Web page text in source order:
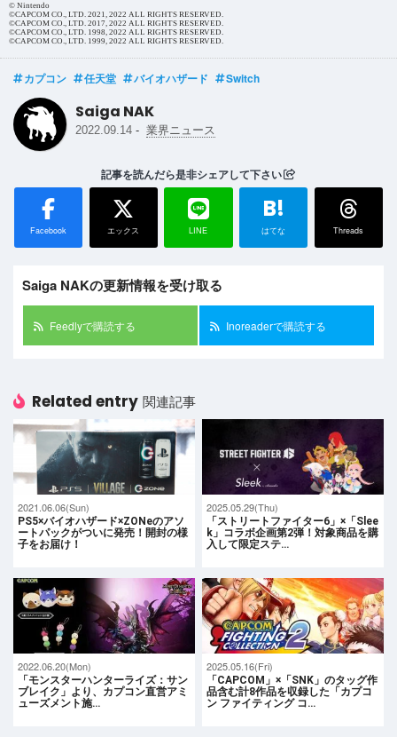
© Nintendo
©CAPCOM CO., LTD. 2021, 2022 ALL RIGHTS RESERVED.
©CAPCOM CO., LTD. 2017, 2022 ALL RIGHTS RESERVED.
©CAPCOM CO., LTD. 1998, 2022 ALL RIGHTS RESERVED.
©CAPCOM CO., LTD. 1999, 2022 ALL RIGHTS RESERVED.
カプコン 任天堂 バイオハザード Switch
Saiga NAK
2022.09.14 - 業界ニュース
記事を読んだら是非シェアして下さい
Facebook エックス LINE
B!
はてな Threads
Saiga NAKの更新情報を受け取る
Feedlyで購読する Inoreaderで購読する
Related entry 関連記事
2021.06.06(Sun)
PS5×バイオハザード×ZONeのアソ
ートパックがついに発売！開封の様
子をお届け！
2025.05.29(Thu)
「ストリートファイター6」×「Slee
k」コラボ企画第2弾！対象商品を購
入して限定ステ…
2022.06.20(Mon)
「モンスターハンターライズ：サン
ブレイク」より、カプコン直営アミ
ューズメント施…
2025.05.16(Fri)
「CAPCOM」×「SNK」のタッグ作
品含む計8作品を収録した「カプコ
ン ファイティング コ…